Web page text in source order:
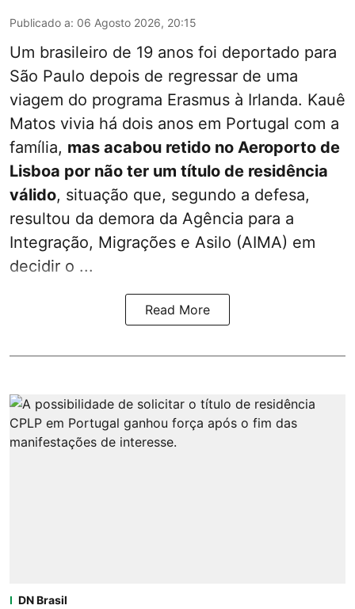
Publicado a: 06 Agosto 2026, 20:15
Um brasileiro de 19 anos foi deportado para
São Paulo depois de regressar de uma
viagem do programa Erasmus à Irlanda. Kauê
Matos vivia há dois anos em Portugal com a
família, mas acabou retido no Aeroporto de
Lisboa por não ter um título de residência
válido, situação que, segundo a defesa,
resultou da demora da Agência para a
Integração, Migrações e Asilo (AIMA) em
decidir o ...
Read More
DN Brasil